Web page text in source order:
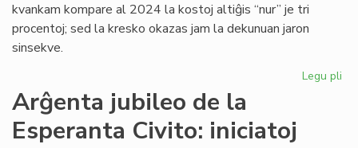
kvankam kompare al 2024 la kostoj altiĝis “nur” je tri
procentoj; sed la kresko okazas jam la dekunuan jaron
sinsekve.
Legu pli
Arĝenta jubileo de la
Esperanta Civito: iniciatoj